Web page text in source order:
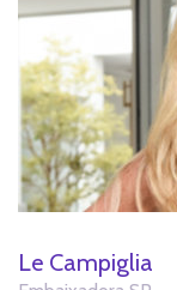
Le Campiglia